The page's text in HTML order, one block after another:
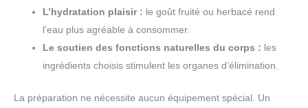
L’hydratation plaisir : le goût fruité ou herbacé rend
l’eau plus agréable à consommer.
Le soutien des fonctions naturelles du corps : les
ingrédients choisis stimulent les organes d’élimination.
La préparation ne nécessite aucun équipement spécial. Un